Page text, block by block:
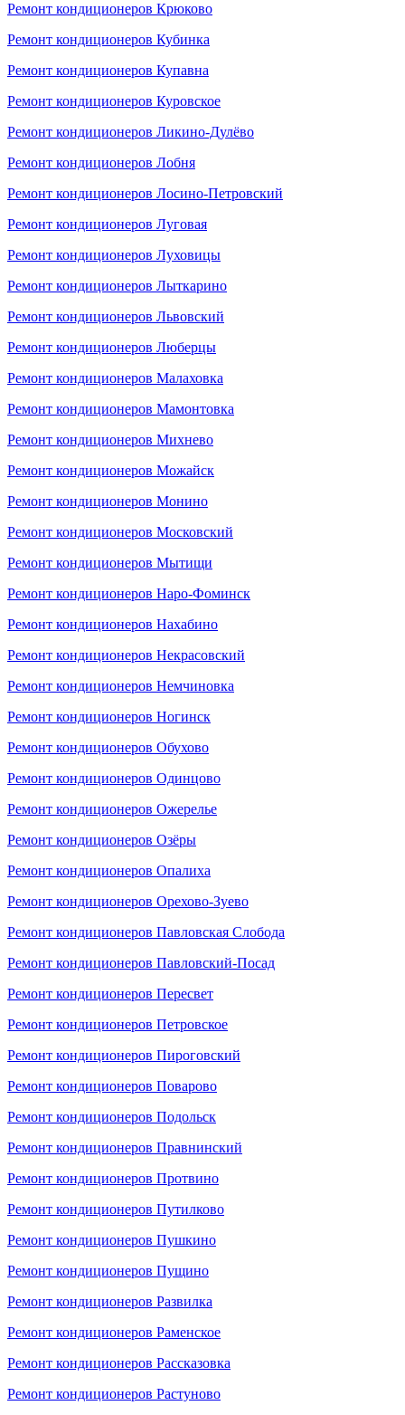
Ремонт кондиционеров Крюково
Ремонт кондиционеров Кубинка
Ремонт кондиционеров Купавна
Ремонт кондиционеров Куровское
Ремонт кондиционеров Ликино-Дулёво
Ремонт кондиционеров Лобня
Ремонт кондиционеров Лосино-Петровский
Ремонт кондиционеров Луговая
Ремонт кондиционеров Луховицы
Ремонт кондиционеров Лыткарино
Ремонт кондиционеров Львовский
Ремонт кондиционеров Люберцы
Ремонт кондиционеров Малаховка
Ремонт кондиционеров Мамонтовка
Ремонт кондиционеров Михнево
Ремонт кондиционеров Можайск
Ремонт кондиционеров Монино
Ремонт кондиционеров Московский
Ремонт кондиционеров Мытищи
Ремонт кондиционеров Наро-Фоминск
Ремонт кондиционеров Нахабино
Ремонт кондиционеров Некрасовский
Ремонт кондиционеров Немчиновка
Ремонт кондиционеров Ногинск
Ремонт кондиционеров Обухово
Ремонт кондиционеров Одинцово
Ремонт кондиционеров Ожерелье
Ремонт кондиционеров Озёры
Ремонт кондиционеров Опалиха
Ремонт кондиционеров Орехово-Зуево
Ремонт кондиционеров Павловская Слобода
Ремонт кондиционеров Павловский-Посад
Ремонт кондиционеров Пересвет
Ремонт кондиционеров Петровское
Ремонт кондиционеров Пироговский
Ремонт кондиционеров Поварово
Ремонт кондиционеров Подольск
Ремонт кондиционеров Правнинский
Ремонт кондиционеров Протвино
Ремонт кондиционеров Путилково
Ремонт кондиционеров Пушкино
Ремонт кондиционеров Пущино
Ремонт кондиционеров Развилка
Ремонт кондиционеров Раменское
Ремонт кондиционеров Рассказовка
Ремонт кондиционеров Растуново